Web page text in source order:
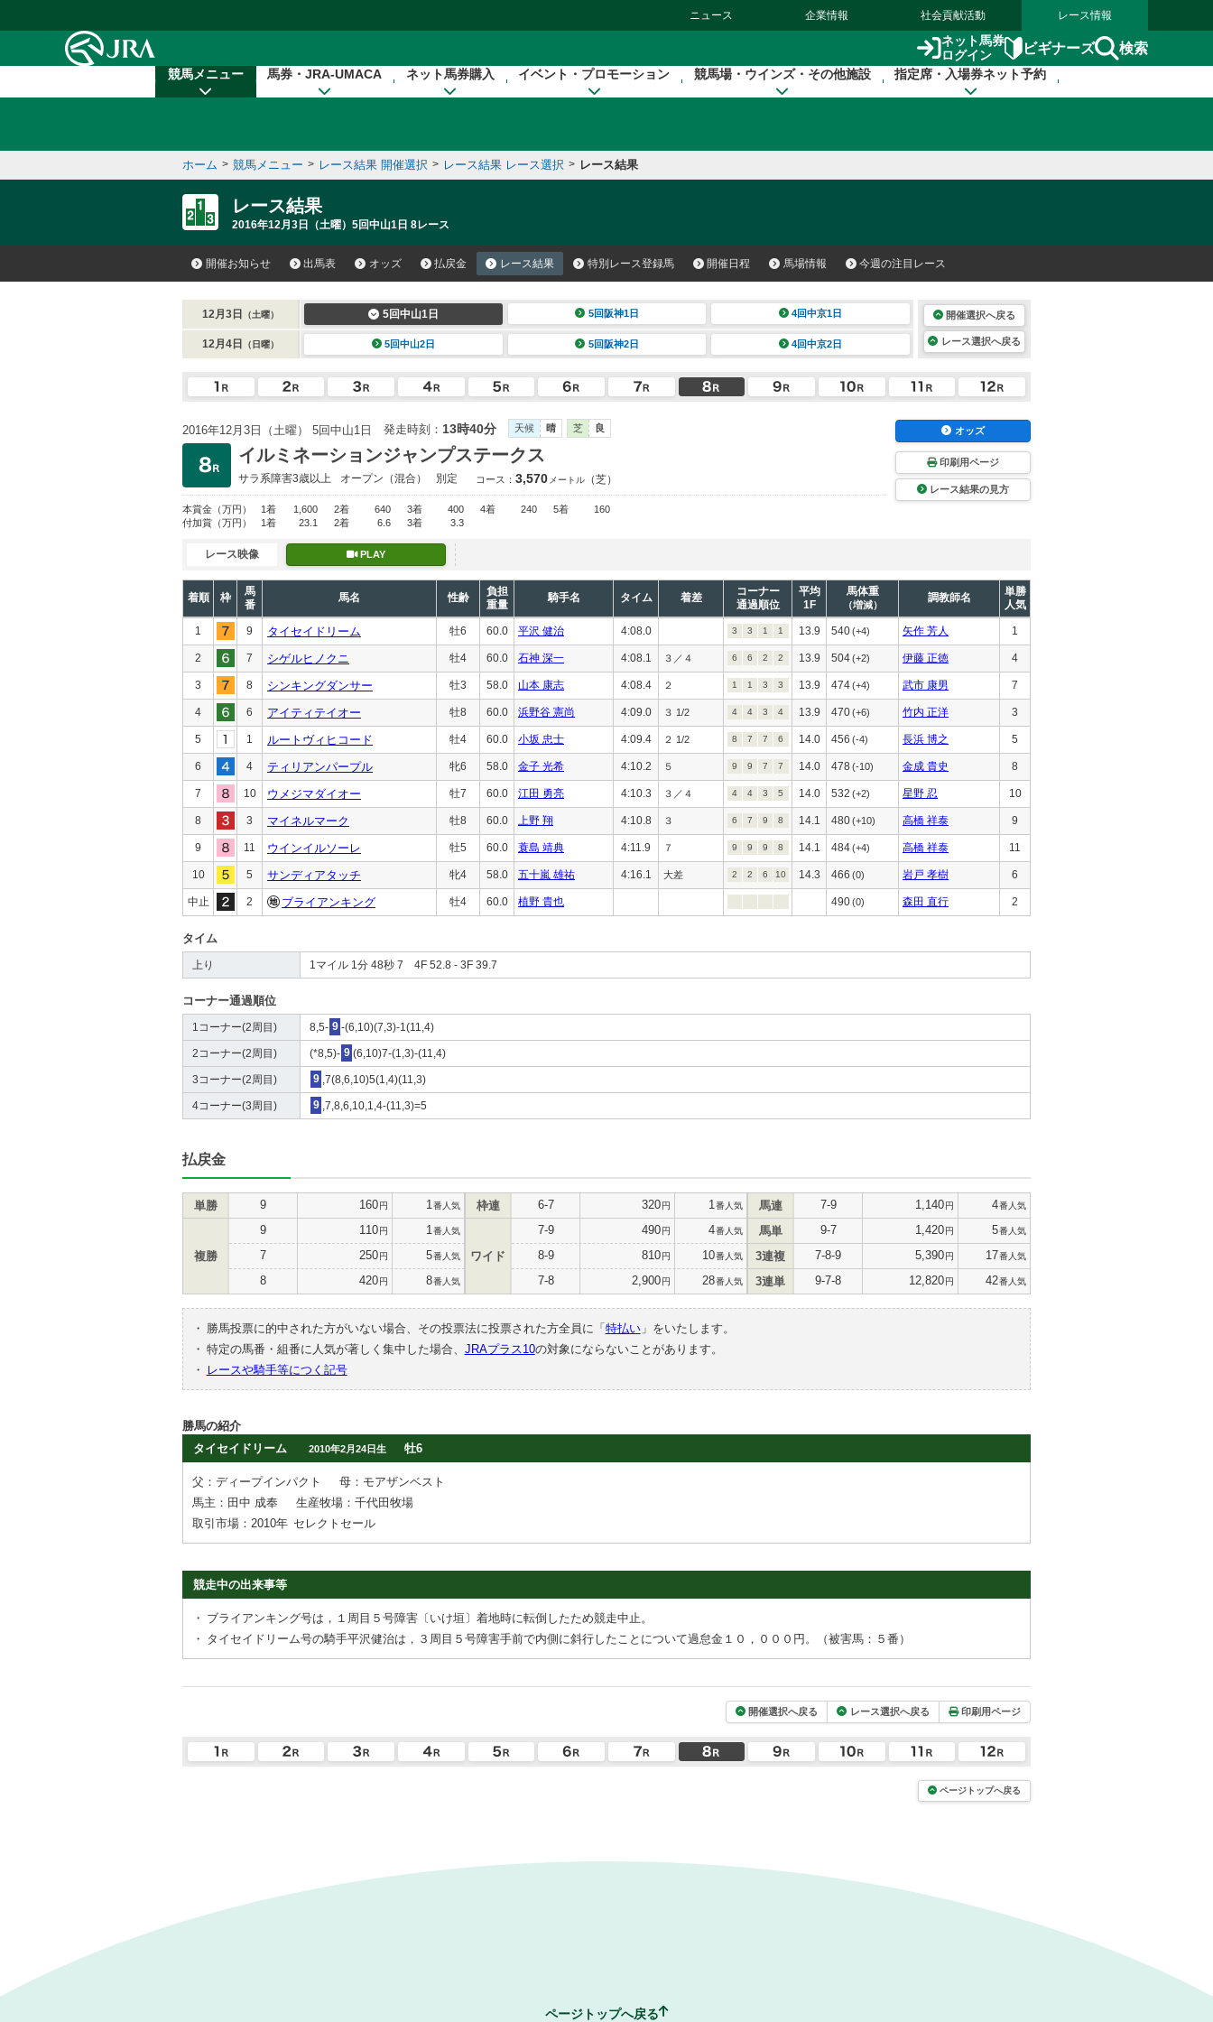
ニュース 企業情報 社会貢献活動 レース情報
ネット馬券
ログイン
ビギナーズ 検索
競馬メニュー 馬券・JRA-UMACA ネット馬券購入 イベント・プロモーション 競馬場・ウインズ・その他施設 指定席・入場券ネット予約
ホーム > 競馬メニュー > レース結果 開催選択 > レース結果 レース選択 > レース結果
レース結果
2016年12月3日（土曜）5回中山1日 8レース
開催お知らせ 出馬表 オッズ 払戻金 レース結果 特別レース登録馬 開催日程 馬場情報 今週の注目レース
12月3日 （土曜） 5回中山1日 5回阪神1日 4回中京1日
12月4日 （日曜） 5回中山2日 5回阪神2日 4回中京2日
開催選択へ戻る
レース選択へ戻る
2016年12月3日（土曜） 5回中山1日 発走時刻： 13時40分 天候 晴 芝 良
イルミネーションジャンプステークス
サラ系障害3歳以上 オープン （混合） 別定 コース： 3,570 メートル （芝）
本賞金 （万円） 1着 1,600 2着 640 3着 400 4着 240 5着
160
付加賞 （万円） 1着 23.1 2着 6.6 3着 3.3
オッズ
印刷用ページ
レース結果の見方
レース映像 PLAY
着順 枠
馬
番
馬名 性齢
負担
重量
騎手名 タイム 着差
コーナー
通過順位
平均
1F
馬体重
（増減）
調教師名
単勝
人気
1 9 タイセイドリーム 牡6 60.0 平沢 健治 4:08.0 3 3 1 1 13.9 540(+4) 矢作 芳人 1
2 7 シゲルヒノクニ 牡4 60.0 石神 深一 4:08.1 ３／４ 6 6 2 2 13.9 504(+2) 伊藤 正徳 4
3 8 シンキングダンサー 牡3 58.0 山本 康志 4:08.4 ２ 1 1 3 3 13.9 474(+4) 武市 康男 7
4 6 アイティテイオー 牡8 60.0 浜野谷 憲尚 4:09.0 ３ 1/2 4 4 3 4 13.9 470(+6) 竹内 正洋 3
5 1 ルートヴィヒコード 牡4 60.0 小坂 忠士 4:09.4 ２ 1/2 8 7 7 6 14.0 456 (-4) 長浜 博之 5
6 4 ティリアンパープル 牝6 58.0 金子 光希 4:10.2 ５ 9 9 7 7 14.0 478 (-10) 金成 貴史 8
7 10 ウメジマダイオー 牡7 60.0 江田 勇亮 4:10.3 ３／４ 4 4 3 5 14.0 532 (+2) 星野 忍 10
8 3 マイネルマーク 牡8 60.0 上野 翔 4:10.8 ３ 6 7 9 8 14.1 480(+10) 高橋 祥泰 9
9 11 ウインイルソーレ 牡5 60.0 蓑島 靖典 4:11.9 ７ 9 9 9 8 14.1 484(+4) 高橋 祥泰 11
10 5 サンディアタッチ 牝4 58.0 五十嵐 雄祐 4:16.1 大差 2 2 6 10 14.3 466 (0) 岩戸 孝樹 6
中止 2 ブライアンキング 牡4 60.0 植野 貴也 490(0) 森田 直行 2
タイム
上り 1マイル 1分 48秒 7 4F 52.8 - 3F 39.7
コーナー通過順位
1コーナー(2周目) 8,5- 9 -(6,10)(7,3)-1(11,4)
2コーナー(2周目) (*8,5)- 9 (6,10)7-(1,3)-(11,4)
3コーナー(2周目) 9 ,7(8,6,10)5(1,4)(11,3)
4コーナー(3周目) 9 ,7,8,6,10,1,4-(11,3)=5
払戻金
単勝 9 160円 1 番人気
複勝
9 110円 1 番人気
7 250円 5番人気
8 420円 8番人気
枠連 6-7 320円 1 番人気
ワイド
7-9 490円 4番人気
8-9 810円 10番人気
7-8 2,900円 28番人気
馬連 7-9 1,140円 4番人気
馬単 9-7 1,420円 5番人気
3連複 7-8-9 5,390円 17番人気
3連単 9-7-8 12,820円 42番人気
・ 勝馬投票に的中された方がいない場合、その投票法に投票された方全員に「 特払い」をいたします。
・ 特定の馬番・組番に人気が著しく集中した場合、 JRAプラス10の対象にならないことがあります。
・
レースや騎手等につく記号
勝馬の紹介
タイセイドリーム
2010年2月24日生 牡6
父：ディープインパクト
母：モアザンベスト
馬主：田中 成奉
生産牧場：千代田牧場
取引市場：2010年 セレクトセール
競走中の出来事等
・ ブライアンキング号は，１周目５号障害〔いけ垣〕着地時に転倒したため競走中止。
・ タイセイドリーム号の騎手平沢健治は，３周目５号障害手前で内側に斜行したことについて過怠金１０，０００円。（被害馬：５番）
開催選択へ戻る レース選択へ戻る 印刷用ページ
ページトップへ戻る
ページトップへ戻る